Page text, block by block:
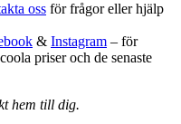
oss för frågor eller hjälp
& Instagram – för
priser och de senaste
hem till dig.